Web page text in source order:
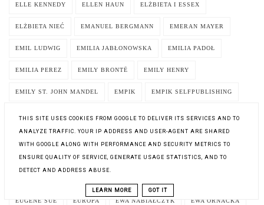
ELLE KENNEDY ELLEN HAUN ELŻBIETA I ESSEX
ELŻBIETA NIEĆ EMANUEL BERGMANN EMERAN MAYER
EMIL LUDWIG EMILIA JABŁONOWSKA EMILIA PADOŁ
EMILIA PEREZ EMILY BRONTË EMILY HENRY
EMILY ST. JOHN MANDEL EMPIK EMPIK SELFPUBLISHING
ERIC FLINT ERIC-EMMANUEL SCHMITT
ERICH MARIA REMARQUE ERIN ENTRADA KELLY ERNA
EUGENE SUE EUROPA EWA NABIAŁCZYK EWA ORNACKA
THIS SITE USES COOKIES FROM GOOGLE TO DELIVER ITS SERVICES AND TO
ANALYZE TRAFFIC. YOUR IP ADDRESS AND USER-AGENT ARE SHARED
WITH GOOGLE ALONG WITH PERFORMANCE AND SECURITY METRICS TO
ENSURE QUALITY OF SERVICE, GENERATE USAGE STATISTICS, AND TO
DETECT AND ADDRESS ABUSE.
LEARN MORE GOT IT